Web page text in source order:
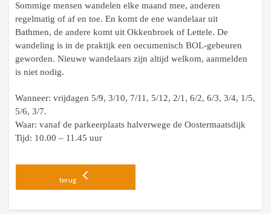
Sommige mensen wandelen elke maand mee, anderen
regelmatig of af en toe. En komt de ene wandelaar uit
Bathmen, de andere komt uit Okkenbroek of Lettele. De
wandeling is in de praktijk een oecumenisch BOL-gebeuren
geworden. Nieuwe wandelaars zijn altijd welkom, aanmelden
is niet nodig.
Wanneer: vrijdagen 5/9, 3/10, 7/11, 5/12, 2/1, 6/2, 6/3, 3/4, 1/5,
5/6, 3/7.
Waar: vanaf de parkeerplaats halverwege de Oostermaatsdijk
Tijd: 10.00 – 11.45 uur
terug